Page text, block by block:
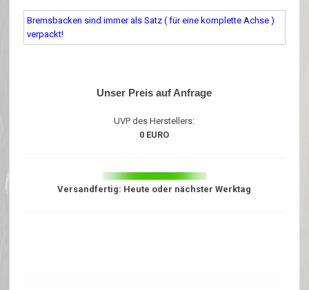
Bremsbacken sind immer als Satz ( für eine komplette Achse )
verpackt!
Unser Preis auf Anfrage
UVP des Herstellers:
0 EURO
Versandfertig: Heute oder nächster Werktag